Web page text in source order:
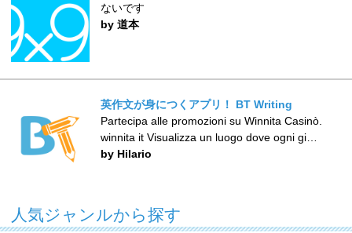
ないです
by 道本
英作文が身につくアプリ！ BT Writing
Partecipa alle promozioni su Winnita Casinò.
winnita it Visualizza un luogo dove ogni gi…
by Hilario
人気ジャンルから探す